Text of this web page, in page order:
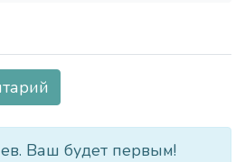
Ваш будет первым!